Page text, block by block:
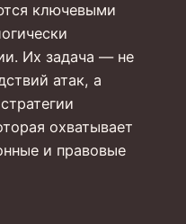
ключевыми
Их задача — не
атак, а
охватывает
и правовые